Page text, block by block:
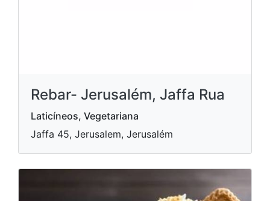
Rebar- Jerusalém, Jaffa Rua
Laticíneos, Vegetariana
Jaffa 45, Jerusalem, Jerusalém